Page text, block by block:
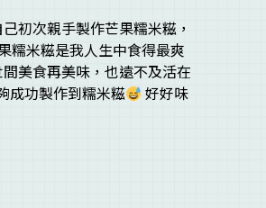
初次親手製作芒果糯米糍，
糯米糍是我人生中食得最爽
美食再美味，也遠不及活在
成功製作到糯米糍
好好味